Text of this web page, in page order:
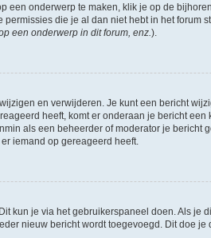
een onderwerp te maken, klik je op de
die je al dan niet hebt in het
een onderwerp in dit forum, enz. ).
en verwijderen. Je kunt een bericht
heeft, komt er onderaan je bericht
als een beheerder of moderator je
iemand op gereageerd heeft.
kun je via het gebruikerspaneel doen. Als je
nieuw bericht wordt toegevoegd. Dit doe